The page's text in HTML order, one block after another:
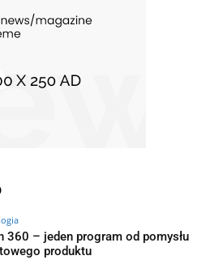
360 – jeden program od pomysłu
produktu